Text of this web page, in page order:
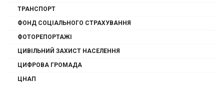
ТРАНСПОРТ
ФОНД СОЦІАЛЬНОГО СТРАХУВАННЯ
ФОТОРЕПОРТАЖІ
ЦИВІЛЬНИЙ ЗАХИСТ НАСЕЛЕННЯ
ЦИФРОВА ГРОМАДА
ЦНАП